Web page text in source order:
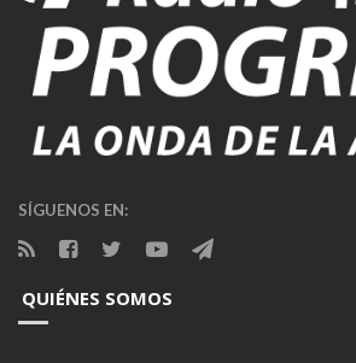
SÍGUENOS EN:
QUIÉNES SOMOS